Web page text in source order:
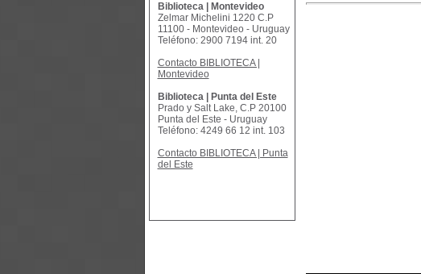
Biblioteca | Montevideo
Zelmar Michelini 1220 C.P
11100 - Montevideo - Uruguay
Teléfono: 2900 7194 int. 20
Contacto BIBLIOTECA |
Montevideo
Biblioteca | Punta del Este
Prado y Salt Lake, C.P 20100
Punta del Este - Uruguay
Teléfono: 4249 66 12 int. 103
Contacto BIBLIOTECA | Punta
del Este